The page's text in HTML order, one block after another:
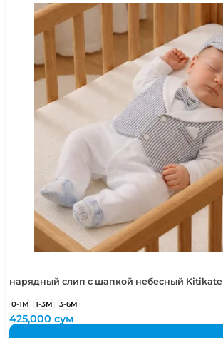
нарядный слип с шапкой небесный Kitikate
0-1М 1-3М 3-6М
425,000сум